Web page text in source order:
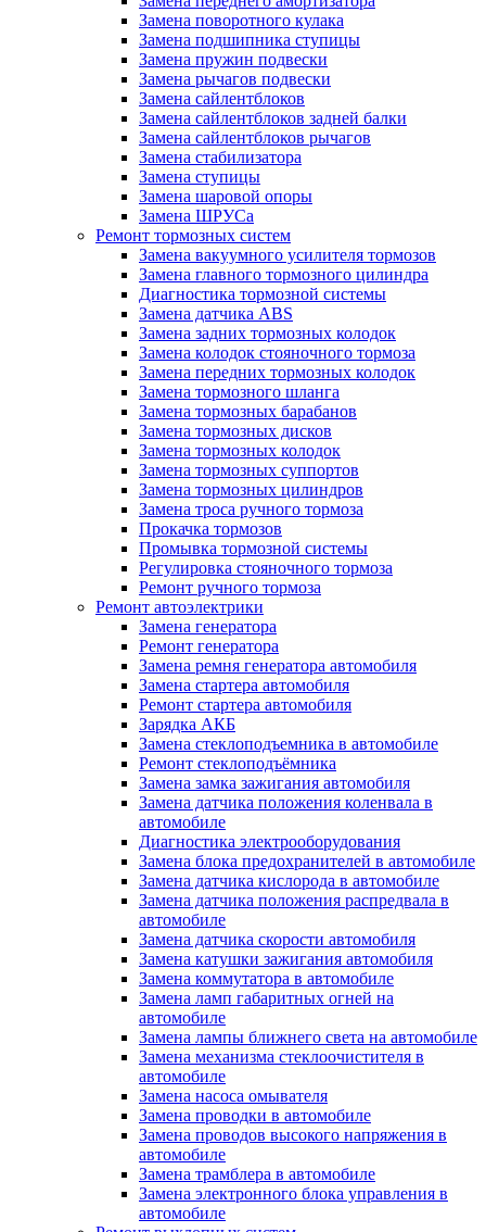
Замена поворотного кулака
Замена подшипника ступицы
Замена пружин подвески
Замена рычагов подвески
Замена сайлентблоков
Замена сайлентблоков задней балки
Замена сайлентблоков рычагов
Замена стабилизатора
Замена ступицы
Замена шаровой опоры
Замена ШРУСа
Ремонт тормозных систем
Замена вакуумного усилителя тормозов
Замена главного тормозного цилиндра
Диагностика тормозной системы
Замена датчика ABS
Замена задних тормозных колодок
Замена колодок стояночного тормоза
Замена передних тормозных колодок
Замена тормозного шланга
Замена тормозных барабанов
Замена тормозных дисков
Замена тормозных колодок
Замена тормозных суппортов
Замена тормозных цилиндров
Замена троса ручного тормоза
Прокачка тормозов
Промывка тормозной системы
Регулировка стояночного тормоза
Ремонт ручного тормоза
Ремонт автоэлектрики
Замена генератора
Ремонт генератора
Замена ремня генератора автомобиля
Замена стартера автомобиля
Ремонт стартера автомобиля
Зарядка АКБ
Замена стеклоподъемника в автомобиле
Ремонт стеклоподъёмника
Замена замка зажигания автомобиля
Замена датчика положения коленвала в
автомобиле
Диагностика электрооборудования
Замена блока предохранителей в автомобиле
Замена датчика кислорода в автомобиле
Замена датчика положения распредвала в
автомобиле
Замена датчика скорости автомобиля
Замена катушки зажигания автомобиля
Замена коммутатора в автомобиле
Замена ламп габаритных огней на
автомобиле
Замена лампы ближнего света на автомобиле
Замена механизма стеклоочистителя в
автомобиле
Замена насоса омывателя
Замена проводки в автомобиле
Замена проводов высокого напряжения в
автомобиле
Замена трамблера в автомобиле
Замена электронного блока управления в
автомобиле